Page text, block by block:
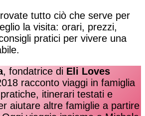
tutto ciò che serve per
la visita: orari, prezzi,
pratici per vivere una
, fondatrice di Eli Loves
racconto viaggi in famiglia
itinerari testati e
aiutare altre famiglie a partire